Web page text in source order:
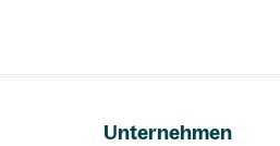
Unternehmen